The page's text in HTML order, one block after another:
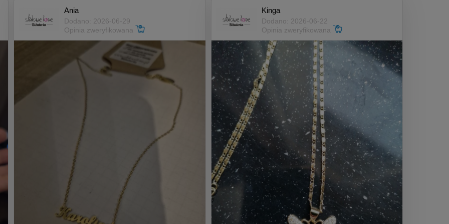
Ania
Dodano: 2026-06-29
Opinia zweryfikowana
Kinga
Dodano: 2026-06-22
Opinia zweryfikowana